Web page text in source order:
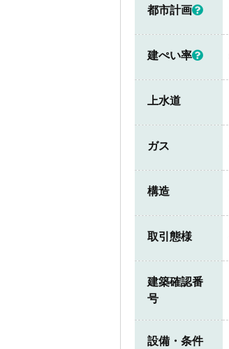
都市計画
建ぺい率
上水道
ガス
構造
取引態様
建築確認番
号
設備・条件